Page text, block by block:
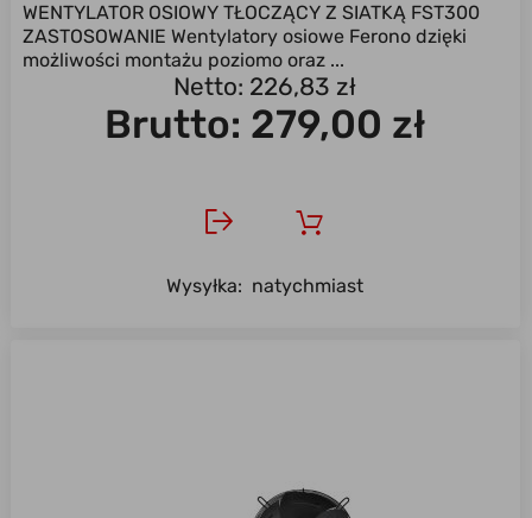
WENTYLATOR OSIOWY TŁOCZĄCY Z SIATKĄ FST300
ZASTOSOWANIE Wentylatory osiowe Ferono dzięki
możliwości montażu poziomo oraz ...
Netto: 226,83 zł
Brutto: 279,00 zł
Wysyłka: natychmiast